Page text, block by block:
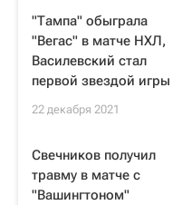
"Тампа" обыграла
"Вегас" в матче НХЛ,
Василевский стал
первой звездой игры
22 декабря 2021
Свечников получил
травму в матче с
"Вашингтоном"